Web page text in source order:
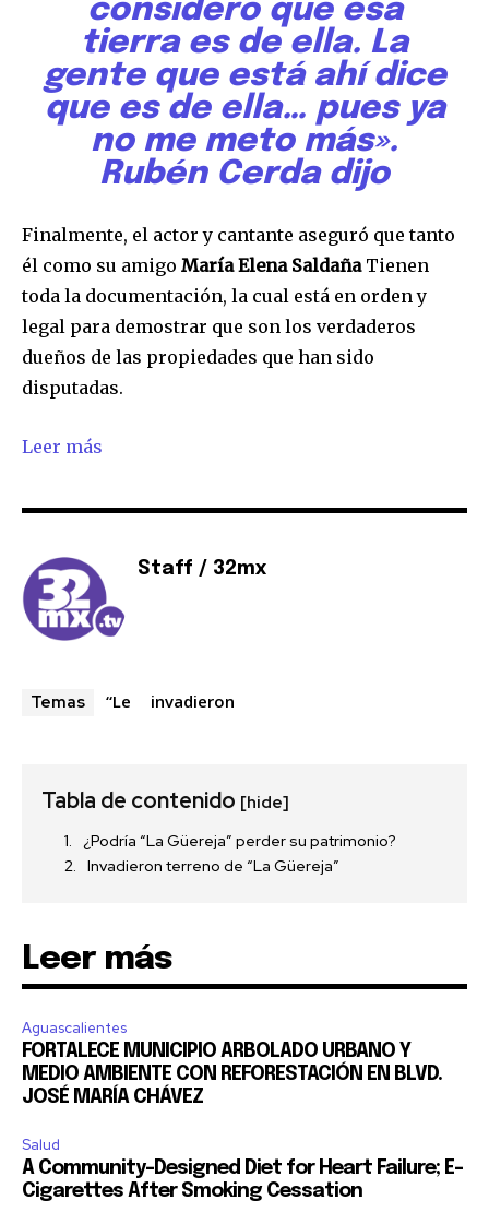
32,111
Seguidores
32,214
Seguidores
11,243
considero que esa
tierra es de ella. La
gente que está ahí dice
que es de ella… pues ya
no me meto más».
Rubén Cerda dijo
Finalmente, el actor y cantante aseguró que tanto
él como su amigo María Elena SaldañaTienen
toda la documentación, la cual está en orden y
legal para demostrar que son los verdaderos
dueños de las propiedades que han sido
disputadas.
Leer más
Staff / 32mx
Temas “Le invadieron
Tabla de contenido [hide]
¿Podría “La Güereja” perder su patrimonio?
Invadieron terreno de “La Güereja”
Leer más
Aguascalientes
FORTALECE MUNICIPIO ARBOLADO URBANO Y
MEDIO AMBIENTE CON REFORESTACIÓN EN BLVD.
JOSÉ MARÍA CHÁVEZ
Salud
A Community-Designed Diet for Heart Failure; E-
Cigarettes After Smoking Cessation